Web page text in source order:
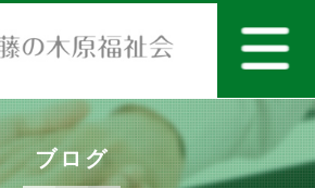
ブログ